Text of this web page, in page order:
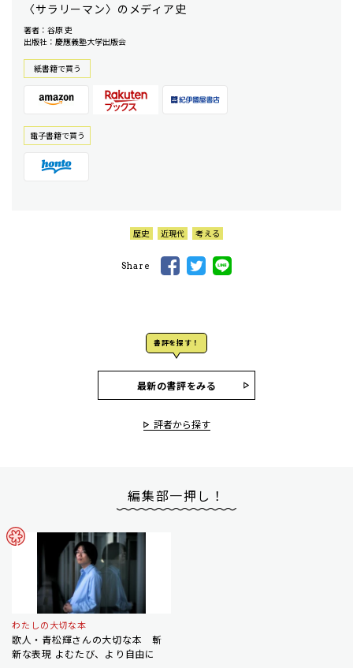
〈サラリーマン〉のメディア史
著者：谷原 吏
出版社：慶應義塾大学出版会
紙書籍で買う
電⼦書籍で買う
歴史 近現代 考える
Share
書評を探す！
最新の書評をみる
評者から探す
編集部一押し！
わたしの大切な本
歌人・青松輝さんの大切な本 斬
新な表現 よむたび、より自由に